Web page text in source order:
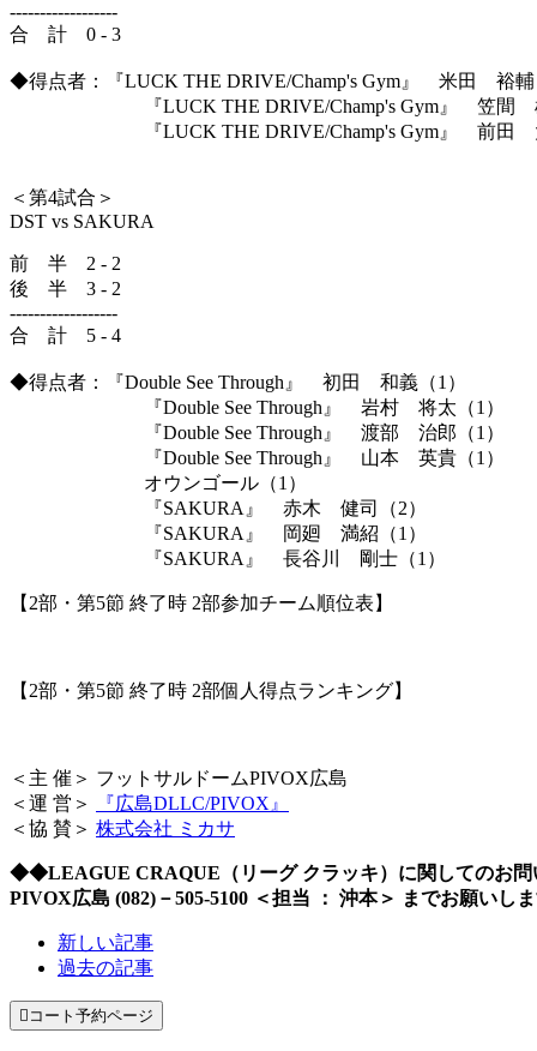
------------------
合 計 0 - 3
◆得点者：『LUCK THE DRIVE/Champ's Gym』 米田 裕輔
『LUCK THE DRIVE/Champ's Gym』 笠間 雄
『LUCK THE DRIVE/Champ's Gym』 前田 大
＜第4試合＞
DST vs SAKURA
前 半 2 - 2
後 半 3 - 2
------------------
合 計 5 - 4
◆得点者：『Double See Through』 初田 和義（1）
『Double See Through』 岩村 将太（1）
『Double See Through』 渡部 治郎（1）
『Double See Through』 山本 英貴（1）
オウンゴール（1）
『SAKURA』 赤木 健司（2）
『SAKURA』 岡廻 満紹（1）
『SAKURA』 長谷川 剛士（1）
【2部・第5節 終了時 2部参加チーム順位表】
【2部・第5節 終了時 2部個人得点ランキング】
＜主 催＞ フットサルドームPIVOX広島
＜運 営＞
『広島DLLC/PIVOX』
＜協 賛＞ 株式会社 ミカサ
◆◆LEAGUE CRAQUE（リーグ クラッキ）に関してのお
PIVOX広島 (082)－505-5100 ＜担当 ： 沖本＞ までお願いしま
新しい記事
過去の記事
 コート予約ページ